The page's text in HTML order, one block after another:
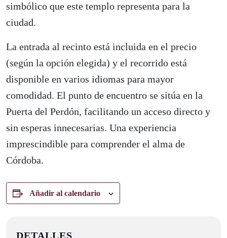
simbólico que este templo representa para la
ciudad.
La entrada al recinto está incluida en el precio
(según la opción elegida) y el recorrido está
disponible en varios idiomas para mayor
comodidad. El punto de encuentro se sitúa en la
Puerta del Perdón, facilitando un acceso directo y
sin esperas innecesarias. Una experiencia
imprescindible para comprender el alma de
Córdoba.
Añadir al calendario
DETALLES